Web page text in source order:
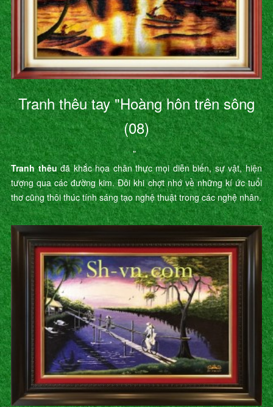
Tranh thêu tay "Hoàng hôn trên sông
(08)
"
Tranh thêuđã khắc họa chân thực mọi diễn biến, sự vật, hiện
tượng qua các đường kim. Đôi khi chợt nhớ về những kí ức tuổi
thơ cũng thôi thúc tính sáng tạo nghệ thuật trong các nghệ nhân.